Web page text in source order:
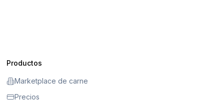
Productos
Marketplace de carne
Precios